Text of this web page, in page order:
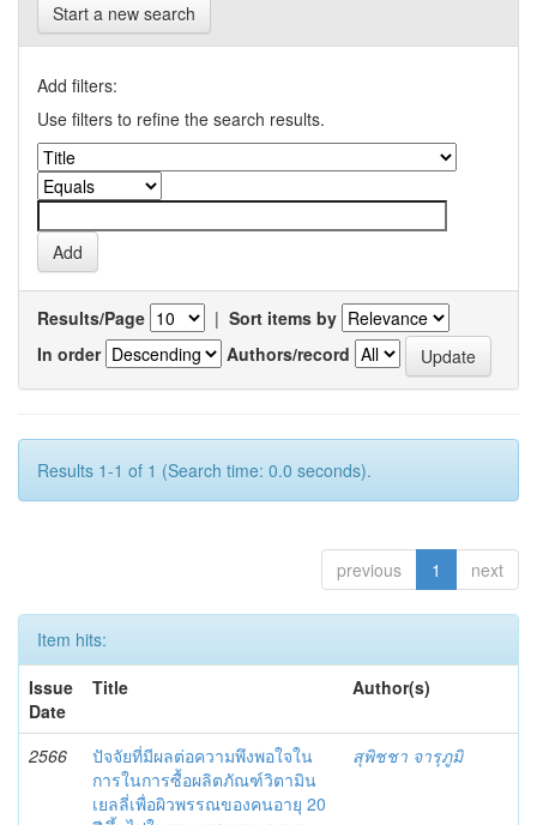
Start a new search
Add filters:
Use filters to refine the search results.
Results/Page | Sort items by
In order
Authors/record
Results 1-1 of 1 (Search time: 0.0 seconds).
previous 1 next
Item hits:
Issue
Date
Title Author(s)
2566
ปัจจัยที่มีผลต่อความพึงพอใจใน
การในการซื้อผลิตภัณฑ์วิตามิน
เยลลี่เพื่อผิวพรรณของคนอายุ 20
สุพิชชา จารุภูมิ